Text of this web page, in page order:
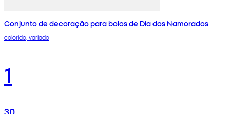
Conjunto de decoração para bolos de Dia dos Namorados
colorido, variado
1